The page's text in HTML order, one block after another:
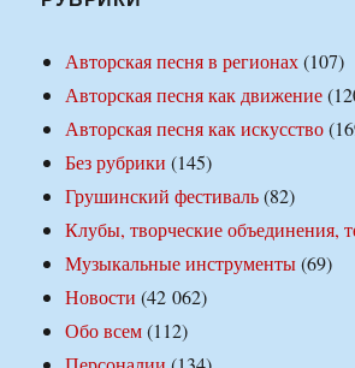
Авторская песня в регионах(107)
Авторская песня как движение
Авторская песня как искусство
Без рубрики (145)
Грушинский фестиваль(82)
Клубы, творческие объединения,
Музыкальные инструменты(69)
Новости (42 062)
Обо всем(112)